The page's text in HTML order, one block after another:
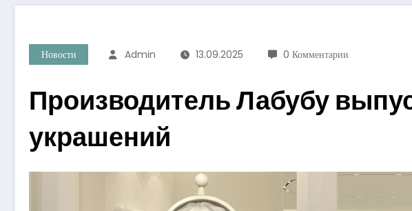
Новости Admin 13.09.2025 0 Комментарии
Производитель Лабубу
украшений